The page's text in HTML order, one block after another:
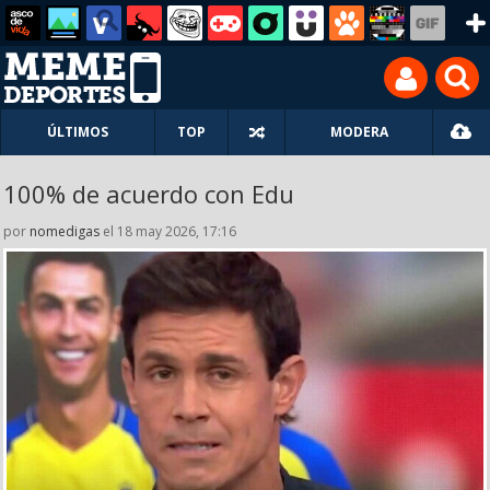
ÚLTIMOS TOP MODERA
100% de acuerdo con Edu
por nomedigas el 18 may 2026, 17:16